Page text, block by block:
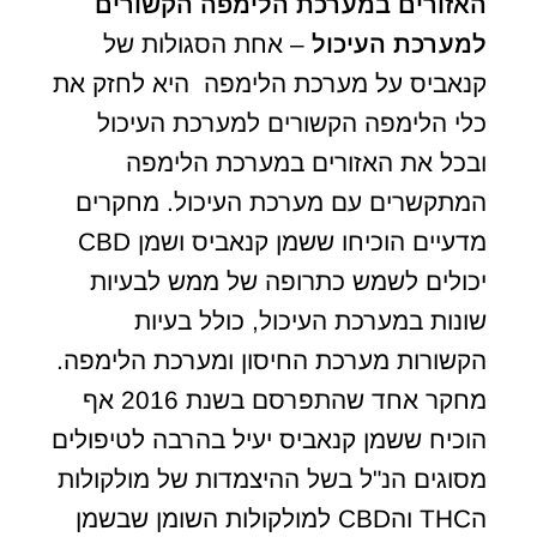
למערכת העיכול– אחת הסגולות של
קנאביס על מערכת הלימפה היא לחזק את
כלי הלימפה הקשורים למערכת העיכול
ובכל את האזורים במערכת הלימפה
המתקשרים עם מערכת העיכול. מחקרים
מדעיים הוכיחו ששמן קנאביס ושמן CBD
יכולים לשמש כתרופה של ממש לבעיות
שונות במערכת העיכול, כולל בעיות
הקשורות מערכת החיסון ומערכת הלימפה.
מחקר אחד שהתפרסם בשנת 2016 אף
הוכיח ששמן קנאביס יעיל בהרבה לטיפולים
מסוגים הנ"ל בשל ההיצמדות של מולקולות
הTHC והCBD למולקולות השומן שבשמן